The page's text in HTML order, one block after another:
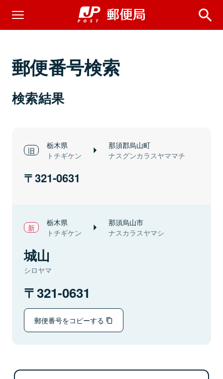
郵便番号検索
検索結果
栃木県
トチギケン
那須郡烏山町
ナスグンカラスヤママチ
321-0631
栃木県
トチギケン
那須烏山市
ナスカラスヤマシ
城山
シロヤマ
321-0631
郵便番号をコピーする